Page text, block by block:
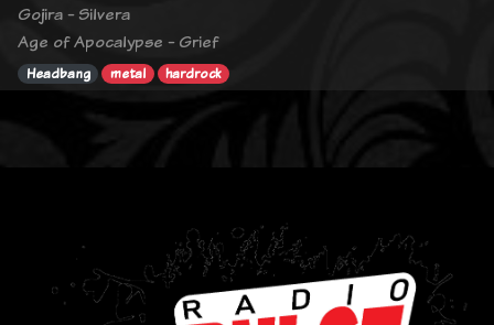
Gojira - Silvera
Age of Apocalypse - Grief
Headbang metal hardrock